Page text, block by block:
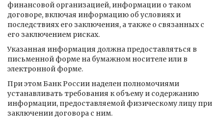
финансовой организацией, информации о таком
договоре, включая информацию об условиях и
последствиях его заключения, а также о связанных с
его заключением рисках.
Указанная информация должна предоставляться в
письменной форме на бумажном носителе или в
электронной форме.
При этом Банк России наделен полномочиями
устанавливать требования к объему и содержанию
информации, предоставляемой физическому лицу при
заключении договора с ним.